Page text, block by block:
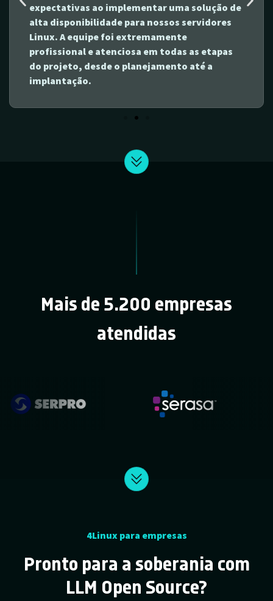
expectativas ao implementar uma solução de
alta disponibilidade para nossos servidores
Linux. A equipe foi extremamente
profissional e atenciosa em todas as etapas
do projeto, desde o planejamento até a
implantação.
Mais de 5.200 empresas
atendidas
4Linux para empresas
Pronto para a soberania com
LLM Open Source?